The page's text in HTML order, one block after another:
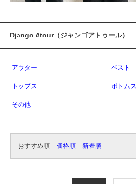
Django Atour（ジャンゴアトゥール）
アウター ベスト
トップス ボトムス
その他
おすすめ順 価格順 新着順